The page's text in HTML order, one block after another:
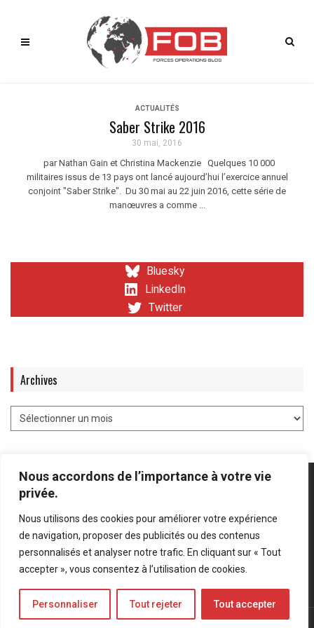
Nous accordons de l’importance à votre vie
privée.
Nous utilisons des cookies pour améliorer votre expérience
de navigation, proposer des publicités ou des contenus
personnalisés et analyser notre trafic. En cliquant sur « Tout
accepter », vous consentez à l’utilisation de cookies.
Personnaliser Tout rejeter Tout accepter
ACTUALITÉS
Saber Strike 2016
30 mai, 2016
par Nathan Gain et Christina Mackenzie Quelques 10 000
militaires issus de 13 pays ont lancé aujourd’hui l’exercice annuel
conjoint "Saber Strike". Du 30 mai au 22 juin 2016, cette série de
manœuvres a comme ...
Bluesky
LinkedIn
Twitter
Archives
Mentions légales Politique de confidentialité
Bluesky
LinkedIn
Twitter
© Forces Operations Blog - 2022